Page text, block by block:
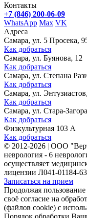
Контакты
+7 (846) 200-06-09
WhatsApp Max VK
Адреса
Самара, ул. 5 Просека,
Как добраться
Самара, ул. Буянова, 12
Как добраться
Самара, ул. Степана
Как добраться
Самара, ул.
Как добраться
Самара, ул. Стара-
Как добраться
Физкультурная 103 А
Как добраться
© 2012-2026 | ООО
неврология - 6
осуществляет
лицензии Л041-01184-
Записаться на прием
Продолжая
своё согласие на
(файлов cookie) с
Порядок обработки